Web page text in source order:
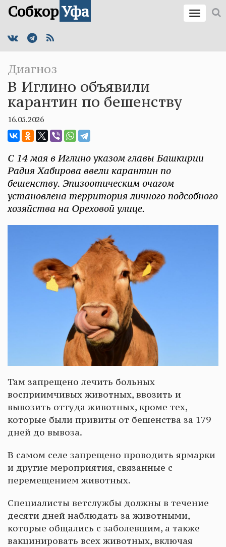
СобкорУфа
Диагноз
В Иглино объявили
карантин по бешенству
16.05.2026
С 14 мая в Иглино указом главы Башкирии
Радия Хабирова ввели карантин по
бешенству. Эпизоотическим очагом
установлена территория личного подсобного
хозяйства на Ореховой улице.
Там запрещено лечить больных
восприимчивых животных, ввозить и
вывозить оттуда животных, кроме тех,
которые были привиты от бешенства за 179
дней до вывоза.
В самом селе запрещено проводить ярмарки
и другие мероприятия, связанные с
перемещением животных.
Специалисты ветслужбы должны в течение
десяти дней наблюдать за животными,
которые общались с заболевшим, а также
вакцинировать всех животных, включая